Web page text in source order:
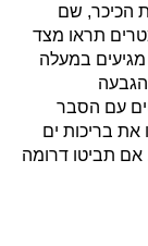
90 ובצומת נאות הכיכר, שם
לכביש 2499 ולאחר נסיעה של כ 100 מטרים תראו מצד
במעלה
עם הסבר
את בריכות ים
תביטו דרומה